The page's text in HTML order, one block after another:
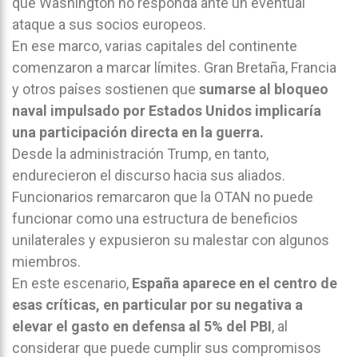
ataque a sus socios europeos.
En ese marco, varias capitales del continente
comenzaron a marcar límites. Gran Bretaña, Francia
y otros países sostienen que sumarse al bloqueo
naval impulsado por Estados Unidos implicaría
una participación directa en la guerra.
Desde la administración Trump, en tanto,
endurecieron el discurso hacia sus aliados.
Funcionarios remarcaron que la OTAN no puede
funcionar como una estructura de beneficios
unilaterales y expusieron su malestar con algunos
miembros.
En este escenario, España aparece en el centro de
esas críticas, en particular por su negativa a
elevar el gasto en defensa al 5% del PBI, al
considerar que puede cumplir sus compromisos